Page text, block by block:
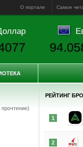
О портале Самое
РЕЙТИНГ
1
2